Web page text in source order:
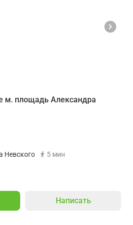
м. площадь Александра
Невского
5 мин
Написать